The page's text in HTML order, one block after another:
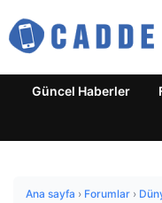
Güncel Haberler
Ana sayfa › Forumlar ›